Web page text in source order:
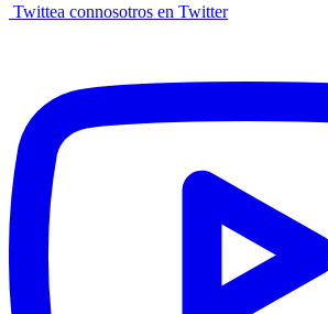
Twittea connosotros en Twitter